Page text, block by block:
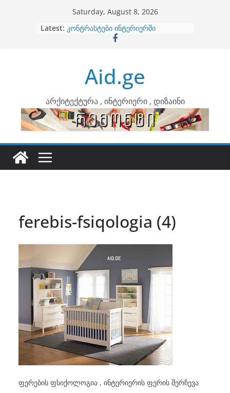
Saturday, August 8, 2026
Latest: ბინების გაერთიანება
კონტრასტები ინტერიერში
ინტერიერის დიზიანი
არტემიდი წარმოგიდგენთ
Aid.ge
არქიტექტურა , ინტერიერი , დიზაინი
ferebis-fsiqologia (4)
ფერების ფსიქოლოგია , ინტერიერის ფერის შერჩევა